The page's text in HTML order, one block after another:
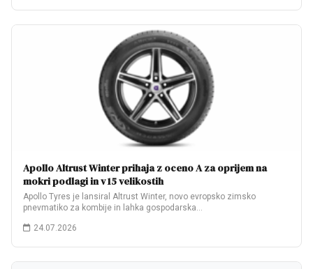
Apollo Altrust Winter prihaja z oceno A za oprijem na
mokri podlagi in v 15 velikostih
Apollo Tyres je lansiral Altrust Winter, novo evropsko zimsko
pnevmatiko za kombije in lahka gospodarska…
24.07.2026